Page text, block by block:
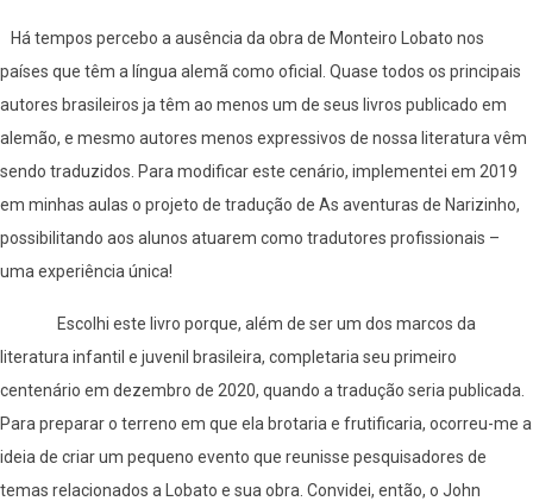
Há tempos percebo a ausência da obra de Monteiro Lobato nos
países que têm a língua alemã como oficial. Quase todos os principais
autores brasileiros ja têm ao menos um de seus livros publicado em
alemão, e mesmo autores menos expressivos de nossa literatura vêm
sendo traduzidos. Para modificar este cenário, implementei em 2019
em minhas aulas o projeto de tradução de As aventuras de Narizinho,
possibilitando aos alunos atuarem como tradutores profissionais –
uma experiência única!
Escolhi este livro porque, além de ser um dos marcos da
literatura infantil e juvenil brasileira, completaria seu primeiro
centenário em dezembro de 2020, quando a tradução seria publicada.
Para preparar o terreno em que ela brotaria e frutificaria, ocorreu-me a
ideia de criar um pequeno evento que reunisse pesquisadores de
temas relacionados a Lobato e sua obra. Convidei, então, o John